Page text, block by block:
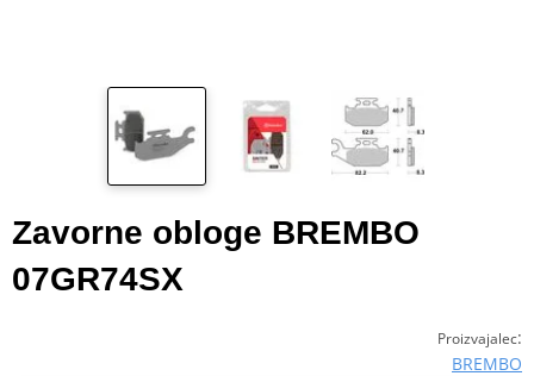
Zavorne obloge BREMBO
07GR74SX
Proizvajalec:
BREMBO